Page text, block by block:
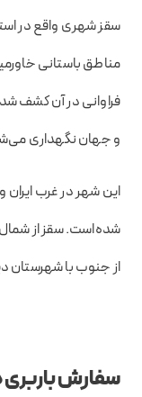
سقز شهری واقع در
مناطق باستانی
فراوانی در آن کشف
و جهان نگهداری
این شهر در غرب
شده‌است. سقز از شمال
از جنوب با شهرستان
سفارش